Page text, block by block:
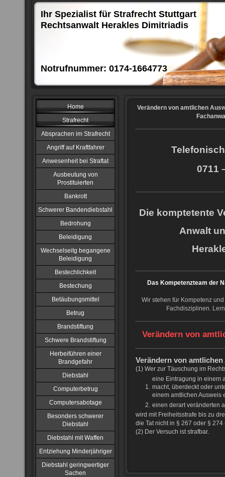
Ihr Spezialist für Strafrecht Stuttgart
Rechtsanwalt Herakles Dimitriadis
Notrufnummer: 0174-1664773
Home
Strafrecht
Absprachen im Strafrecht
Angriff auf Kraftfahrer
Anwesenheit bei Straftat
Ausbeutung von
Prostituierten
Bankrott
Schwerer Bandendiebstahl
Bedrohung
Beleidigung
Wechselseitg begangene
Beleidigung
Bestechlichkeit
Bestechung
Betäubungsmittel
Betrug
Brandstiftung
Schwere Brandstiftung
Herbeiführen einer
Brandgefahr
Diebstahl
Computerbetrug
Computersabotage
Besonders schwerer
Diebstahl
Diebstahl mit Waffen
Entziehung Minderjähriger
Diebstahl geringwertiger
Sachen
Verändern von amtlichen
0711
Die komptetente
Anwalt
Das Kompetenzteam der
Wir stehen für Kompetenz
Fachdisziplinen.
Verändern von
Verändern von
(1) Wer zur Täuschung im
1.
eine Eintragung in einem
macht, überdeckt oder
einem amtlichen Ausweis
2. einen derart veränderten
wird mit Freiheitsstrafe bis zu
die Tat nicht in § 267 oder § 274
(2) Der Versuch ist strafbar.